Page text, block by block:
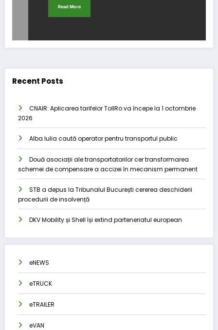
Read More
Recent Posts
CNAIR: Aplicarea tarifelor TollRo va începe la 1 octombrie
2026
Alba Iulia caută operator pentru transportul public
Două asociații ale transportatorilor cer transformarea
schemei de compensare a accizei în mecanism permanent
STB a depus la Tribunalul București cererea deschiderii
procedurii de insolvență
DKV Mobility și Shell își extind parteneriatul european
eNEWS
eTRUCK
eTRAILER
eVAN